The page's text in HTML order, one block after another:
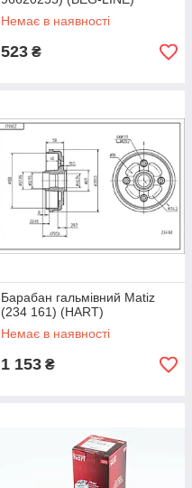
Немає в наявності
523 ₴
Барабан гальмівний Matiz
(234 161) (HART)
Немає в наявності
1 153 ₴